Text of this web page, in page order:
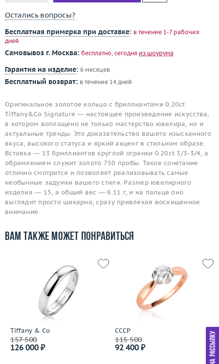
Остались вопросы?
Бесплатная примерка при доставке: в течение 1-7 рабочих
дней
Самовывоз г. Москва: бесплатно, сегодня из шоурума
Гарантия на изделие: 6 месяцев
Бесплатный возврат: в течение 14 дней
Оригинальное золотое кольцо с бриллиантами 0.20ct
Tiffany&Co Signature — настоящее произведение искусства,
в котором воплощено не только мастерство ювелира, но и
актуальные тренды. Это доказательство вашего изысканного
вкуса, высокого статуса и яркий акцент в стильном образе.
Вставка — 13 бриллиантов круглой огранки 0.20ct 3/3-3/4, а
обрамлением служит золото 750 пробы. Такое сочетание
отлично смотрится и позволяет реализовывать самые
необычные задумки вашего стиля. Размер ювелирного
изделия — 15, а общий вес — 6.11 г, и на пальце оно
выглядит просто шикарно, сразу привлекая восхищенное
внимание.
Вам также может понравиться
Tiffany & Co
157 500
126 000 ₽
СССР
115 500
92 400 ₽